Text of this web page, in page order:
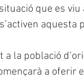
que es
aquesta
la població
a oferir